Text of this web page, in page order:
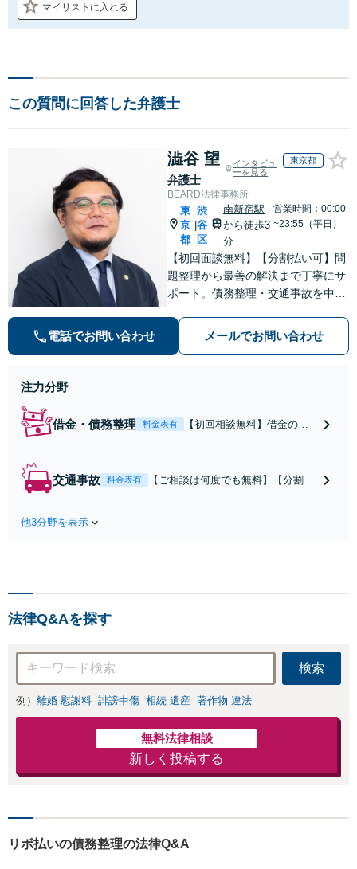
マイリストに入れる
この質問に回答した弁護士
澁谷 望
弁護士
インタビュ
ーを見る
東京都
BEARD法律事務所
東
京
都
渋
谷
区
南新宿駅
から徒歩3
分
営業時間：00:00
~23:55（平日）
【初回面談無料】【分割払い可】問
題整理から最善の解決まで丁寧にサ
ポート。債務整理・交通事故を中心
ポンスとわかりやすい進捗共有で不
安を軽減します。依頼者様と二人三
電話でお問い合わせ メールでお問い合わせ
注力分野
借金・債務整理 料金表有
【初回相談無料】借金の督
ートします。◎任意整理後
交通事故 料金表有
【ご相談は何度でも無料】【分割払
す。
他3分野を表示
法律Q&Aを探す
検索
例） 離婚 慰謝料 誹謗中傷 相続 遺産 著作物 違法
無料法律相談
新しく投稿する
リボ払いの債務整理の法律Q&A